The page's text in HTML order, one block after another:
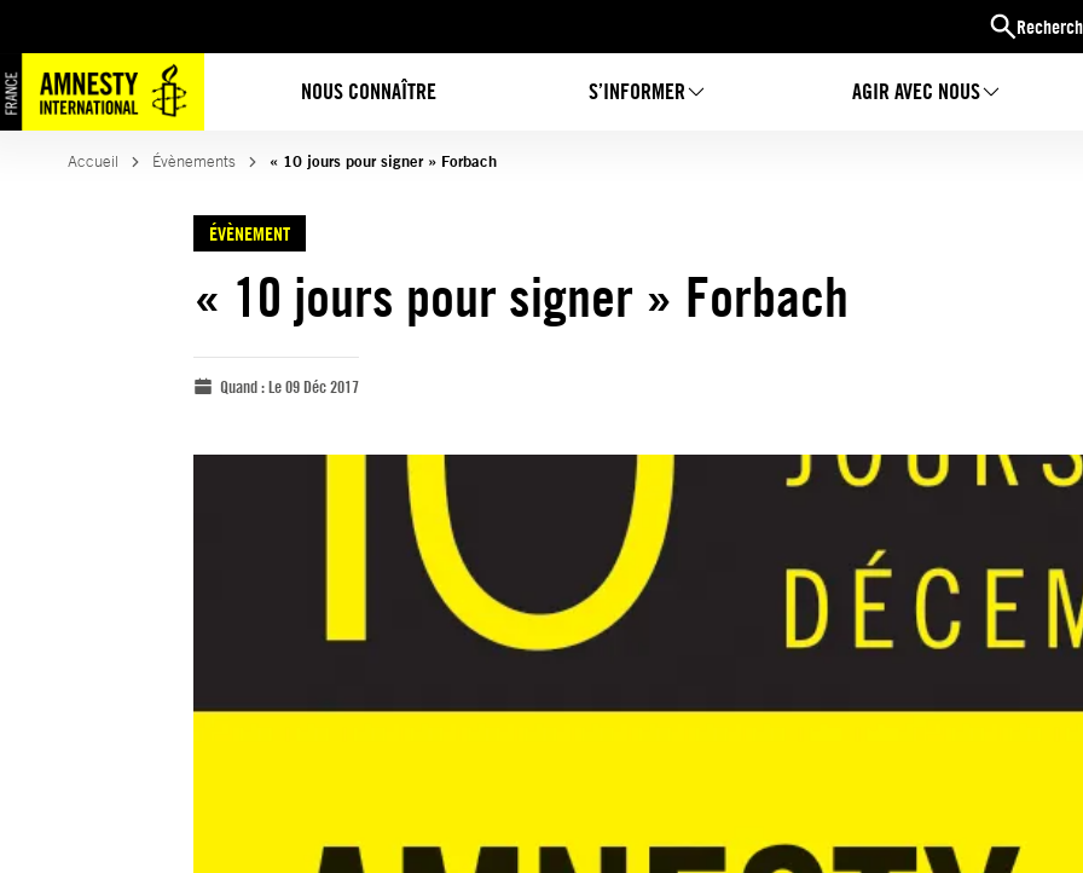
NOUS CONNAÎTRE S’INFORMER AGIR AVEC NOUS
Accueil Évènements « 10 jours pour signer » Forbach
ÉVÈNEMENT
« 10 jours pour signer » Forbach
Quand :Le 09 Déc 2017